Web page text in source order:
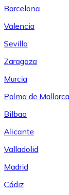
Barcelona
Valencia
Sevilla
Zaragoza
Murcia
Palma de Mallorca
Bilbao
Alicante
Valladolid
Madrid
Cádiz